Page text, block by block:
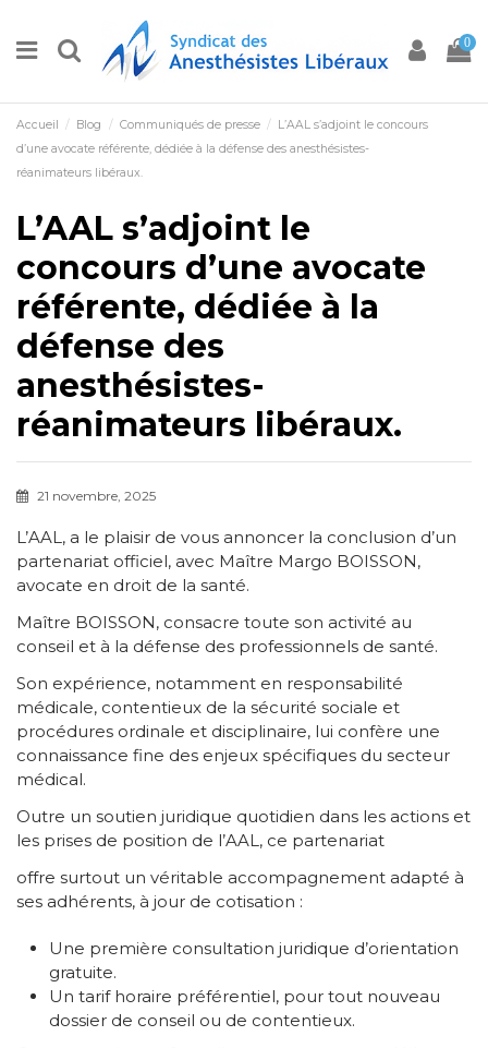
0
Accueil Blog Communiqués de presse
L’AAL s’adjoint le concours
d’une avocate référente, dédiée à la défense des anesthésistes-
réanimateurs libéraux.
L’AAL s’adjoint le
concours d’une avocate
référente, dédiée à la
défense des
anesthésistes-
réanimateurs libéraux.
21 novembre, 2025
L’AAL, a le plaisir de vous annoncer la conclusion d’un
partenariat officiel, avec Maître Margo BOISSON,
avocate en droit de la santé.
Maître BOISSON, consacre toute son activité au
conseil et à la défense des professionnels de santé.
Son expérience, notamment en responsabilité
médicale, contentieux de la sécurité sociale et
procédures ordinale et disciplinaire, lui confère une
connaissance fine des enjeux spécifiques du secteur
médical.
Outre un soutien juridique quotidien dans les actions et
les prises de position de l’AAL, ce partenariat
offre surtout un véritable accompagnement adapté à
ses adhérents, à jour de cotisation :
Une première consultation juridique d’orientation
gratuite.
Un tarif horaire préférentiel, pour tout nouveau
dossier de conseil ou de contentieux.